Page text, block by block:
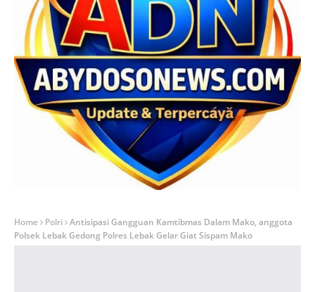
Home Polri Antisipasi Gangguan Kamtibmas Dalam Mako, anggota
Polsek Lebak Gedong Polres Lebak Gelar Giat Sispam Mako